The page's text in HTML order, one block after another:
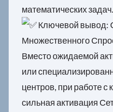
математических задач.
Ключевой вывод:
Множественного
Вместо ожидаемой
или
центров, при работе
сильная активация